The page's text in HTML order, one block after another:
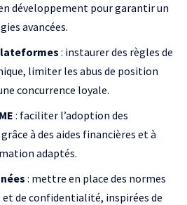
développement pour garantir un
avancées.
: instaurer des règles de
limiter les abus de position
concurrence loyale.
: faciliter l’adoption des
à des aides financières et à
adaptés.
: mettre en place des normes
et de confidentialité, inspirées de